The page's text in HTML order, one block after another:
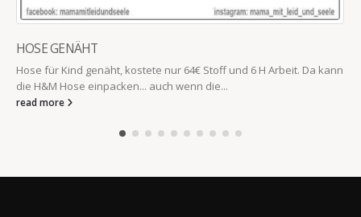
HOSE GENÄHT
Hose für Kind genäht, kostete nur 64€ Stoff und 6 H Arbeit. Da kann
die H&M Hose einpacken... auch wenn die...
read more